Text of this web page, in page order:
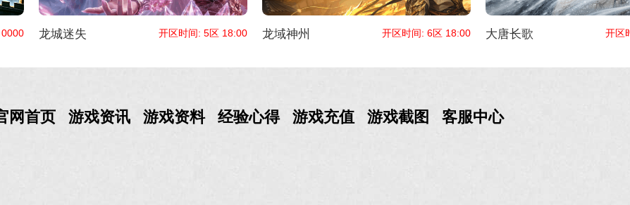
网首页 游戏资讯 游戏资料 经验心得 游戏充值 游戏截图 客服中心